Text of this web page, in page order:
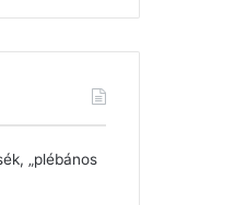
„plébános